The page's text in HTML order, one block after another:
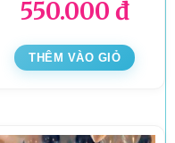
550.000 đ
THÊM VÀO GIỎ